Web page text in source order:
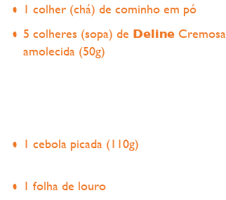
1 colher (chá) de cominho em pó
5 colheres (sopa) de Deline Cremosa
amolecida (50g)
1 cebola picada (110g)
1 folha de louro